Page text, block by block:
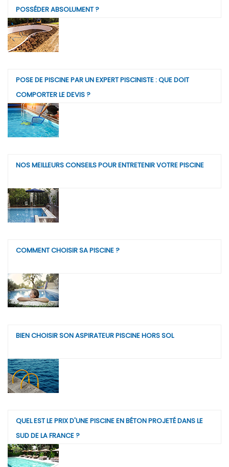
POSSÉDER ABSOLUMENT ?
POSE DE PISCINE PAR UN EXPERT PISCINISTE : QUE DOIT
COMPORTER LE DEVIS ?
NOS MEILLEURS CONSEILS POUR ENTRETENIR VOTRE PISCINE
COMMENT CHOISIR SA PISCINE ?
BIEN CHOISIR SON ASPIRATEUR PISCINE HORS SOL
QUEL EST LE PRIX D'UNE PISCINE EN BÉTON PROJETÉ DANS LE
SUD DE LA FRANCE ?